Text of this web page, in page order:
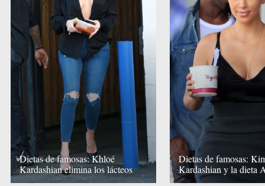
Dietas de famosas: Khloé
Kardashian elimina los lácteos
Dietas de famosas:
Kardashian y la dieta